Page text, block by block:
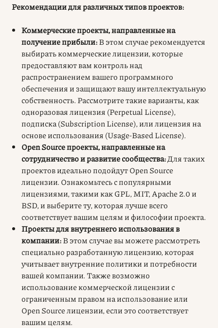
Рекомендации для различных типов проектов:
Коммерческие проекты, направленные на
получение прибыли:В этом случае рекомендуется
выбирать коммерческие лицензии, которые
предоставляют вам контроль над
распространением вашего программного
обеспечения и защищают вашу интеллектуальную
собственность. Рассмотрите такие варианты, как
одноразовая лицензия (Perpetual License),
подписка (Subscription License), или лицензия на
основе использования (Usage-Based License).
Open Source проекты, направленные на
сотрудничество и развитие сообщества:Для таких
проектов идеально подойдут Open Source
лицензии. Ознакомьтесь с популярными
лицензиями, такими как GPL, MIT, Apache 2.0 и
BSD, и выберите ту, которая лучше всего
соответствует вашим целям и философии проекта.
Проекты для внутреннего использования в
компании:В этом случае вы можете рассмотреть
специально разработанную лицензию, которая
учитывает внутренние политики и потребности
вашей компании. Также возможно
использование коммерческой лицензии с
ограниченным правом на использование или
Open Source лицензии, если это соответствует
вашим целям.